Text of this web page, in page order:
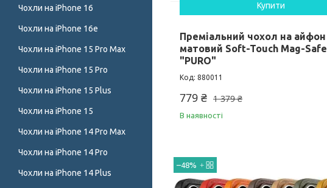
Купити
Преміальний чохол на айфон
матовий Soft-Touch Mag-Safe
"PURO"
880011
1 379 ₴
779 ₴
В наявності
–48%
Чохли на iPhone 16
Чохли на iPhone 16e
Чохли на iPhone 15 Pro Max
Чохли на iPhone 15 Pro
Чохли на iPhone 15 Plus
Чохли на iPhone 15
Чохли на iPhone 14 Pro Max
Чохли на iPhone 14 Pro
Чохли на iPhone 14 Plus